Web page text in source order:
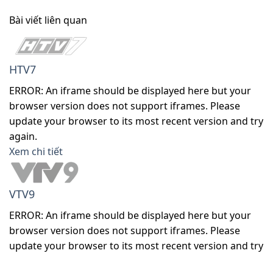
Bài viết liên quan
HTV7
ERROR: An iframe should be displayed here but your
browser version does not support iframes. Please
update your browser to its most recent version and try
again.
Xem chi tiết
VTV9
ERROR: An iframe should be displayed here but your
browser version does not support iframes. Please
update your browser to its most recent version and try